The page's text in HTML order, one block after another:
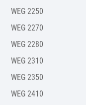
WEG 2250
WEG 2270
WEG 2280
WEG 2310
WEG 2350
WEG 2410